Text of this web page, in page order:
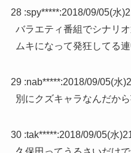
28 :spy*****:2018/09/05(水
バラエティ番組でシナリ
ムキになって発狂してる
29 :nab*****:2018/09/05(水
別にクズキャラなんだか
30 :tak*****:2018/09/05(水